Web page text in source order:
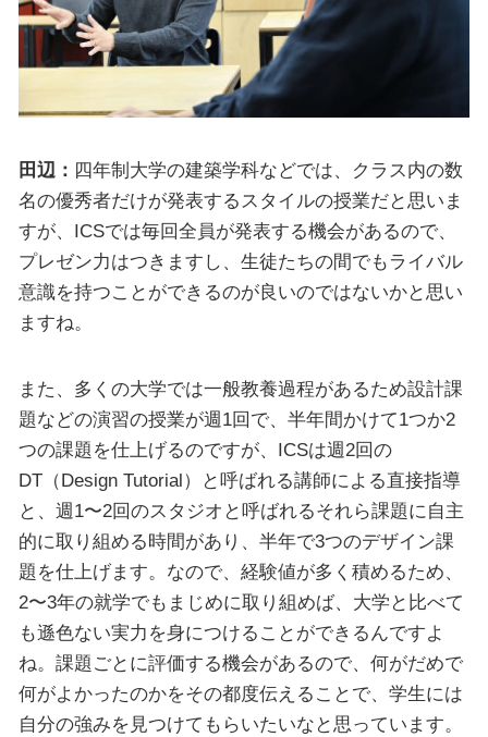
田辺： 四年制大学の建築学科などでは、クラス内の数
名の優秀者だけが発表するスタイルの授業だと思いま
すが、ICSでは毎回全員が発表する機会があるので、
プレゼン力はつきますし、生徒たちの間でもライバル
意識を持つことができるのが良いのではないかと思い
ますね。
また、多くの大学では一般教養過程があるため設計課
題などの演習の授業が週1回で、半年間かけて1つか2
つの課題を仕上げるのですが、ICSは週2回の
DT（Design Tutorial）と呼ばれる講師による直接指導
と、週1〜2回のスタジオと呼ばれるそれら課題に自主
的に取り組める時間があり、半年で3つのデザイン課
題を仕上げます。なので、経験値が多く積めるため、
2〜3年の就学でもまじめに取り組めば、大学と比べて
も遜色ない実力を身につけることができるんですよ
ね。課題ごとに評価する機会があるので、何がだめで
何がよかったのかをその都度伝えることで、学生には
自分の強みを見つけてもらいたいなと思っています。